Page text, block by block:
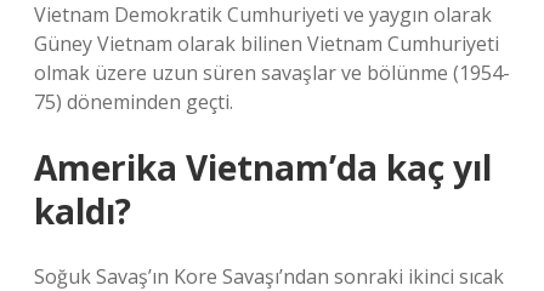
Vietnam Demokratik Cumhuriyeti ve yaygın olarak
Güney Vietnam olarak bilinen Vietnam Cumhuriyeti
olmak üzere uzun süren savaşlar ve bölünme (1954-
75) döneminden geçti.
Amerika Vietnam’da kaç yıl
kaldı?
Soğuk Savaş’ın Kore Savaşı’ndan sonraki ikinci sıcak